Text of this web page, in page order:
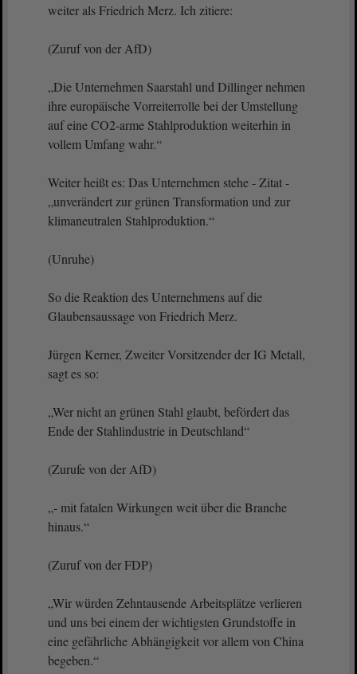
weiter als Friedrich Merz. Ich zitiere:
(Zuruf von der AfD)
„Die Unternehmen Saarstahl und Dillinger nehmen
ihre europäische Vorreiterrolle bei der Umstellung
auf eine CO2-arme Stahlproduktion weiterhin in
vollem Umfang wahr.“
Weiter heißt es: Das Unternehmen stehe - Zitat -
„unverändert zur grünen Transformation und zur
klimaneutralen Stahlproduktion.“
(Unruhe)
So die Reaktion des Unternehmens auf die
Glaubensaussage von Friedrich Merz.
Jürgen Kerner, Zweiter Vorsitzender der IG Metall,
sagt es so:
„Wer nicht an grünen Stahl glaubt, befördert das
Ende der Stahlindustrie in Deutschland“
(Zurufe von der AfD)
„- mit fatalen Wirkungen weit über die Branche
hinaus.“
(Zuruf von der FDP)
„Wir würden Zehntausende Arbeitsplätze verlieren
und uns bei einem der wichtigsten Grundstoffe in
eine gefährliche Abhängigkeit vor allem von China
begeben.“